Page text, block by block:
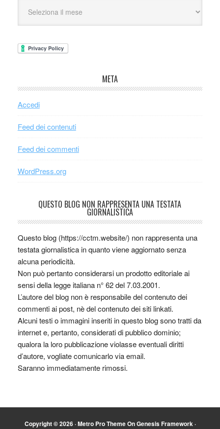
META
Accedi
Feed dei contenuti
Feed dei commenti
WordPress.org
QUESTO BLOG NON RAPPRESENTA UNA TESTATA
GIORNALISTICA
Questo blog (https://cctm.website/) non rappresenta una
testata giornalistica in quanto viene aggiornato senza
alcuna periodicità.
Non può pertanto considerarsi un prodotto editoriale ai
sensi della legge italiana n° 62 del 7.03.2001.
L’autore del blog non è responsabile del contenuto dei
commenti ai post, nè del contenuto dei siti linkati.
Alcuni testi o immagini inseriti in questo blog sono tratti da
internet e, pertanto, considerati di pubblico dominio;
qualora la loro pubblicazione violasse eventuali diritti
d’autore, vogliate comunicarlo via email.
Saranno immediatamente rimossi.
Copyright © 2026 ·Metro Pro ThemeOnGenesis Framework ·